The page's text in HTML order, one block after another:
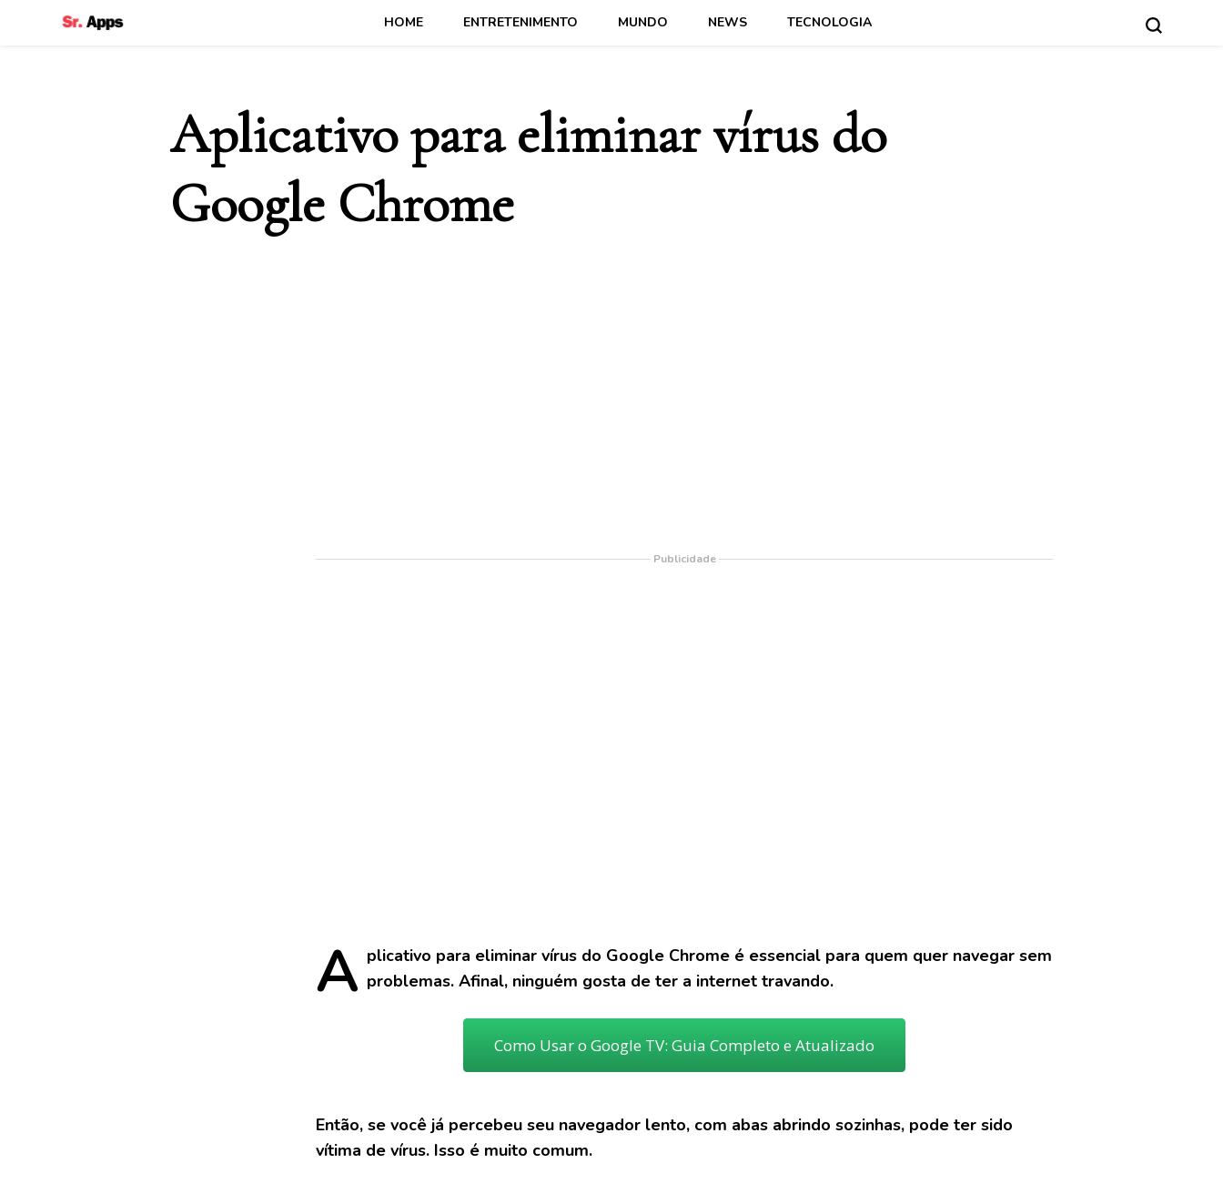
HOME ENTRETENIMENTO MUNDO NEWS TECNOLOGIA
Aplicativo para eliminar vírus do
Google Chrome
Publicidade
A plicativo para eliminar vírus do Google Chrome é essencial para quem quer navegar sem
problemas. Afinal, ninguém gosta de ter a internet travando.
Como Usar o Google TV: Guia Completo e Atualizado
Então, se você já percebeu seu navegador lento, com abas abrindo sozinhas, pode ter sido
vítima de vírus. Isso é muito comum.